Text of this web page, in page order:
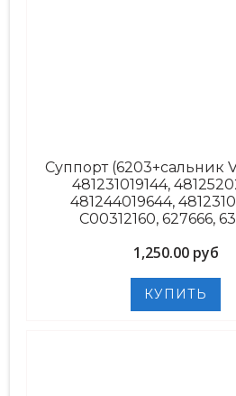
Суппорт (6203+сальник
481231019144,
481244019644,
C00312160, 627666,
1,250.00 руб